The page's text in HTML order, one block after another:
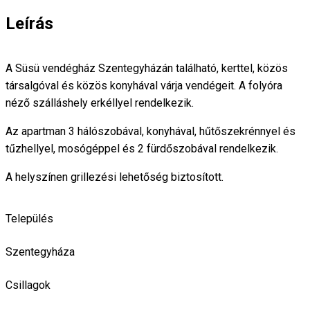
Leírás
A Süsü vendégház Szentegyházán található, kerttel, közös
társalgóval és közös konyhával várja vendégeit. A folyóra
néző szálláshely erkéllyel rendelkezik.
Az apartman 3 hálószobával, konyhával, hűtőszekrénnyel és
tűzhellyel, mosógéppel és 2 fürdőszobával rendelkezik.
A helyszínen grillezési lehetőség biztosított.
Település
Szentegyháza
Csillagok